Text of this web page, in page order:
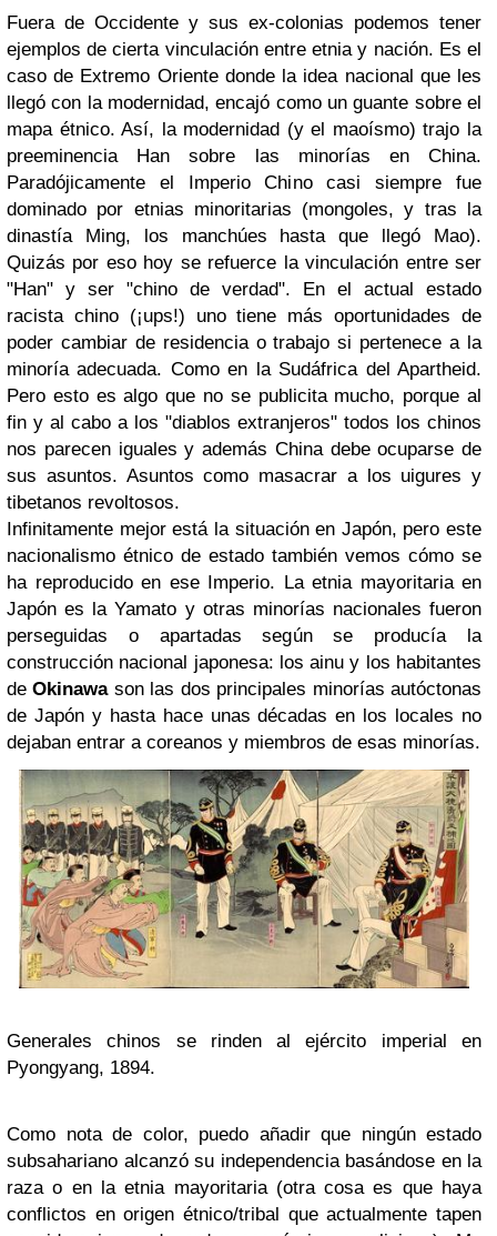
Fuera de Occidente y sus ex-colonias podemos tener
ejemplos de cierta vinculación entre etnia y nación. Es el
caso de Extremo Oriente donde la idea nacional que les
llegó con la modernidad, encajó como un guante sobre el
mapa étnico. Así, la modernidad (y el maoísmo) trajo la
preeminencia Han sobre las minorías en China.
Paradójicamente el Imperio Chino casi siempre fue
dominado por etnias minoritarias (mongoles, y tras la
dinastía Ming, los manchúes hasta que llegó Mao).
Quizás por eso hoy se refuerce la vinculación entre ser
"Han" y ser "chino de verdad". En el actual estado
racista chino (¡ups!) uno tiene más oportunidades de
poder cambiar de residencia o trabajo si pertenece a la
minoría adecuada. Como en la Sudáfrica del Apartheid.
Pero esto es algo que no se publicita mucho, porque al
fin y al cabo a los "diablos extranjeros" todos los chinos
nos parecen iguales y además China debe ocuparse de
sus asuntos. Asuntos como masacrar a los uigures y
tibetanos revoltosos.
Infinitamente mejor está la situación en Japón, pero este
nacionalismo étnico de estado también vemos cómo se
ha reproducido en ese Imperio. La etnia mayoritaria en
Japón es la Yamato y otras minorías nacionales fueron
perseguidas o apartadas según se producía la
construcción nacional japonesa: los ainu y los habitantes
deOkinawason las dos principales minorías autóctonas
de Japón y hasta hace unas décadas en los locales no
dejaban entrar a coreanos y miembros de esas minorías.
Generales chinos se rinden al ejército imperial en
Pyongyang, 1894.
Como nota de color, puedo añadir que ningún estado
subsahariano alcanzó su independencia basándose en la
raza o en la etnia mayoritaria (otra cosa es que haya
conflictos en origen étnico/tribal que actualmente tapen